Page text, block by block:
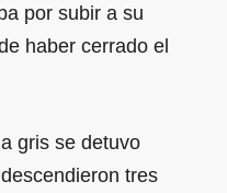
por subir a su
haber cerrado el
gris se detuvo
tres